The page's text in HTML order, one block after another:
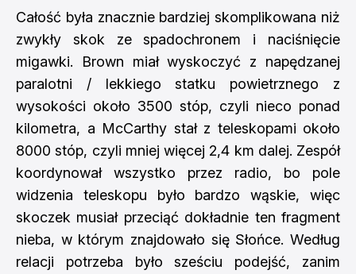
Całość była znacznie bardziej skomplikowana niż
zwykły skok ze spadochronem i naciśnięcie
migawki. Brown miał wyskoczyć z napędzanej
paralotni / lekkiego statku powietrznego z
wysokości około 3500 stóp, czyli nieco ponad
kilometra, a McCarthy stał z teleskopami około
8000 stóp, czyli mniej więcej 2,4 km dalej. Zespół
koordynował wszystko przez radio, bo pole
widzenia teleskopu było bardzo wąskie, więc
skoczek musiał przeciąć dokładnie ten fragment
nieba, w którym znajdowało się Słońce. Według
relacji potrzeba było sześciu podejść, zanim